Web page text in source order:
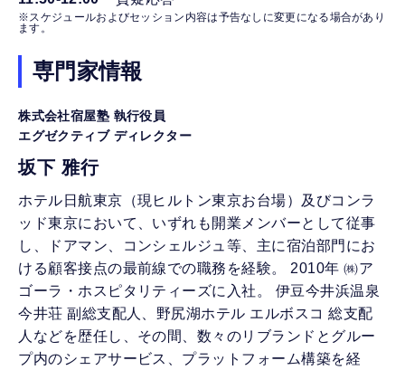
※スケジュールおよびセッション内容は予告なしに変更になる場合があり
ます。
専門家情報
株式会社宿屋塾 執行役員
エグゼクティブ ディレクター
坂下 雅行
ホテル日航東京（現ヒルトン東京お台場）及びコンラ
ッド東京において、いずれも開業メンバーとして従事
し、ドアマン、コンシェルジュ等、主に宿泊部門にお
ける顧客接点の最前線での職務を経験。 2010年 ㈱ア
ゴーラ・ホスピタリティーズに入社。 伊豆今井浜温泉
今井荘 副総支配人、野尻湖ホテル エルボスコ 総支配
人などを歴任し、その間、数々のリブランドとグルー
プ内のシェアサービス、プラットフォーム構築を経